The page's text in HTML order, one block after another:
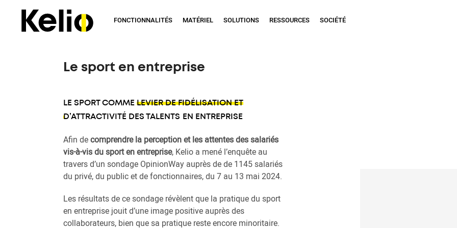
contenu
Accueil Ressources
FONCTIONNALITÉS MATÉRIEL SOLUTIONS RESSOURCES SOCIÉTÉ
Le sport en entreprise
LE SPORT COMME LEVIER DE FIDÉLISATION ET
D’ATTRACTIVITÉ DES TALENTS EN ENTREPRISE
Afin decomprendre la perception et les attentes des salariés
vis-à-vis du sport en entreprise, Kelio a mené l’enquête au
travers d’un sondage OpinionWay auprès de de 1145 salariés
du privé, du public et de fonctionnaires, du 7 au 13 mai 2024.
Les résultats de ce sondage révèlent que la pratique du sport
en entreprise jouit d’une image positive auprès des
collaborateurs, bien que sa pratique reste encore minoritaire.